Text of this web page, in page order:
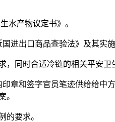
水产物议定书》。
进出口商品查验法》及其实施
同时合适冷链的相关平安卫
章和签字官员笔迹供给给中
。
要求。